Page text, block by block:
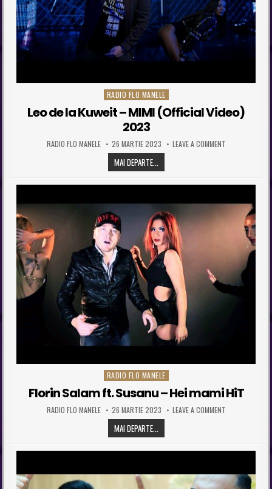
Posted in
RADIO FLO MANELE
Leo de la Kuweit – MIMI (Official Video)
2023
AUTHOR:
RADIO FLO MANELE PUBLISHED DATE:
26 MARTIE 2023 LEAVE A COMMENTON LEO DE LA
MAI DEPARTE...
Posted in
RADIO FLO MANELE
Florin Salam ft. Susanu – Hei mami HiT
AUTHOR:
RADIO FLO MANELE PUBLISHED DATE:
26 MARTIE 2023 LEAVE A COMMENTON FLORIN
MAI DEPARTE...